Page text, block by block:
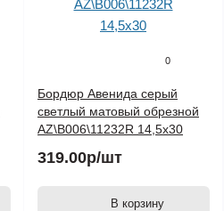
0
Бордюр Авенида серый
светлый матовый обрезной
AZ\B006\11232R 14,5х30
319.00р/шт
В корзину